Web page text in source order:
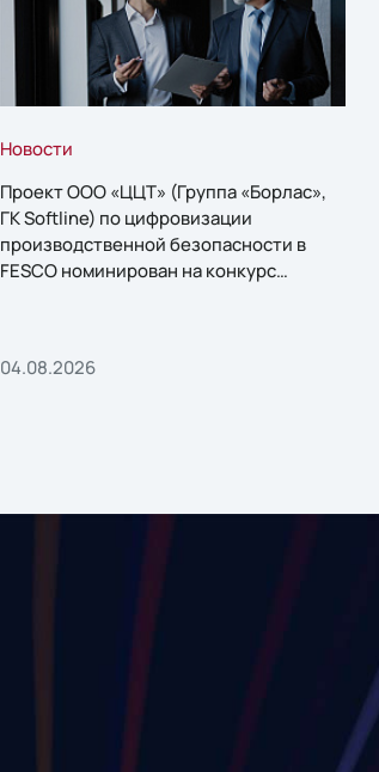
Новости
Проект ООО «ЦЦТ» (Группа «Борлас»,
ГК Softline) по цифровизации
производственной безопасности в
FESCO номинирован на конкурс
04.08.2026